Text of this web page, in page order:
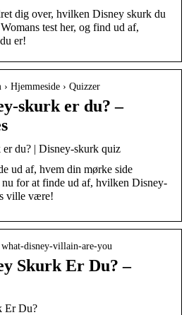
dig over, hvilken Disney skurk du
test her, og find ud af,
er!
› Hjemmeside › Quizzer
skurk er du? –
du? | Disney-skurk quiz
ud af, hvem din mørke side
nu for at finde ud af, hvilken Disney-
ville være!
disney-villain-are-you
Skurk Er Du? –
Er Du?